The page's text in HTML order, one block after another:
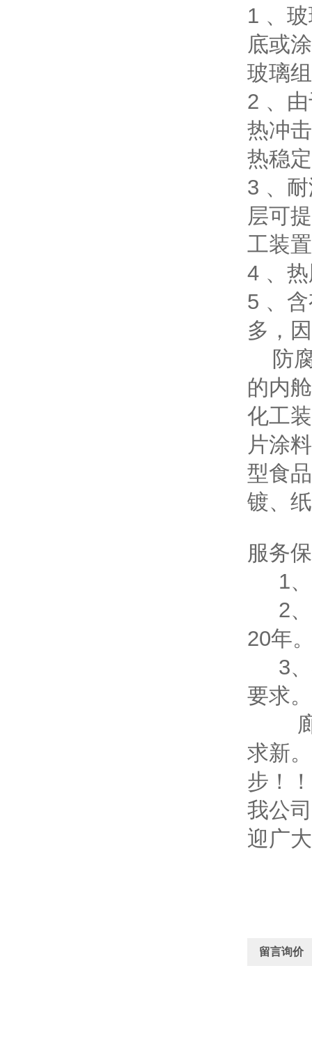
1 、
底或
玻璃
2 、
热冲
热稳
3 、
层可
工装
4 、
5 、
多，
防腐
的内
化工
片涂
型食
镀、
服务
1、
2、
20年
3、
要求。
廊坊
求新
步！
我公
迎广
留言询价